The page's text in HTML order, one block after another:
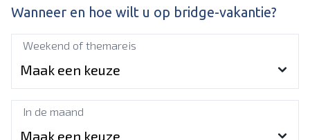
Contact
Wedstrijdleiders
Over Dekker-Bridge
Wanneer en hoe wilt u op bridge-vakantie?
Weekend of themareis
In de maand